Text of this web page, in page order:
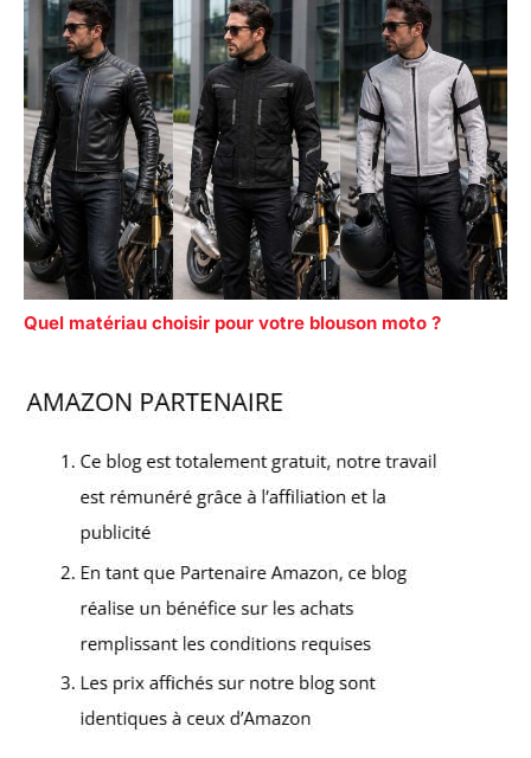
Quel matériau choisir pour votre blouson moto ?